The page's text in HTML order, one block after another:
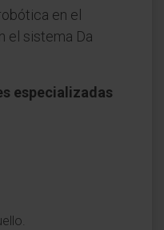
en el
el sistema Da
especializadas